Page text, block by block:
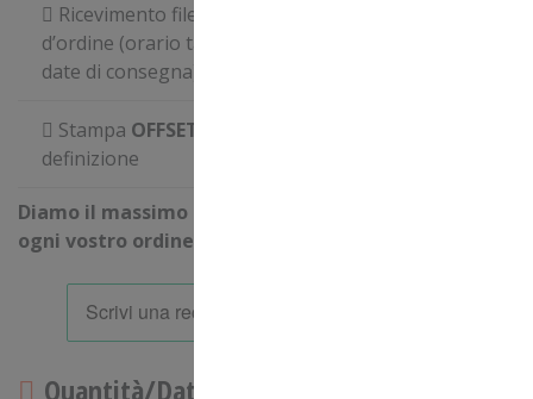
Ricevimento file entro le
d’ordine (orario tassativo per il rispetto delle
date di consegna)
Stampa OFFSET
definizione
Diamo il massimo per consegnare puntualmente
ogni vostro ordine!
Quantità/Data